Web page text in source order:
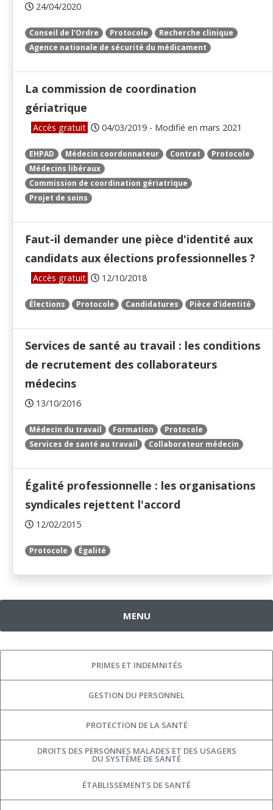
24/04/2020
Conseil de l'Ordre Protocole
Recherche clinique
Agence nationale de sécurité du médicament
La commission de coordination
gériatrique
Accès gratuit 04/03/2019 - Modifié en mars 2021
EHPAD Médecin coordonnateur Contrat
Protocole
Médecins libéraux
Commission de coordination gériatrique
Projet de soins
Faut-il demander une pièce d'identité aux
candidats aux élections professionnelles ?
Accès gratuit 12/10/2018
Élections Protocole Candidatures Pièce d'identité
Services de santé au travail : les conditions
de recrutement des collaborateurs
médecins
13/10/2016
Médecin du travail Formation
Protocole
Services de santé au travail
Collaborateur médecin
Égalité professionnelle : les organisations
syndicales rejettent l'accord
12/02/2015
Protocole Égalité
MENU
PRIMES ET INDEMNITÉS
GESTION DU PERSONNEL
PROTECTION DE LA SANTÉ
DROITS DES PERSONNES MALADES ET DES USAGERS
DU SYSTÈME DE SANTÉ
ÉTABLISSEMENTS DE SANTÉ